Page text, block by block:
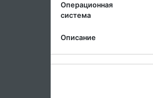
Операционная
система
Описание